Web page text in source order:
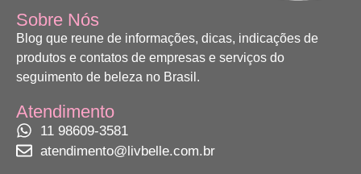
Sobre Nós
Blog que reune de informações, dicas, indicações de
produtos e contatos de empresas e serviços do
seguimento de beleza no Brasil.
Atendimento
11 98609-3581
atendimento@livbelle.com.br